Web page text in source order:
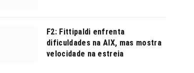
F2: Fittipaldi enfrenta
dificuldades na AIX, mas mostra
velocidade na estreia